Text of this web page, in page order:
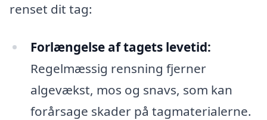
renset dit tag:
Forlængelse af tagets levetid:
Regelmæssig rensning fjerner
algevækst, mos og snavs, som kan
forårsage skader på tagmaterialerne.